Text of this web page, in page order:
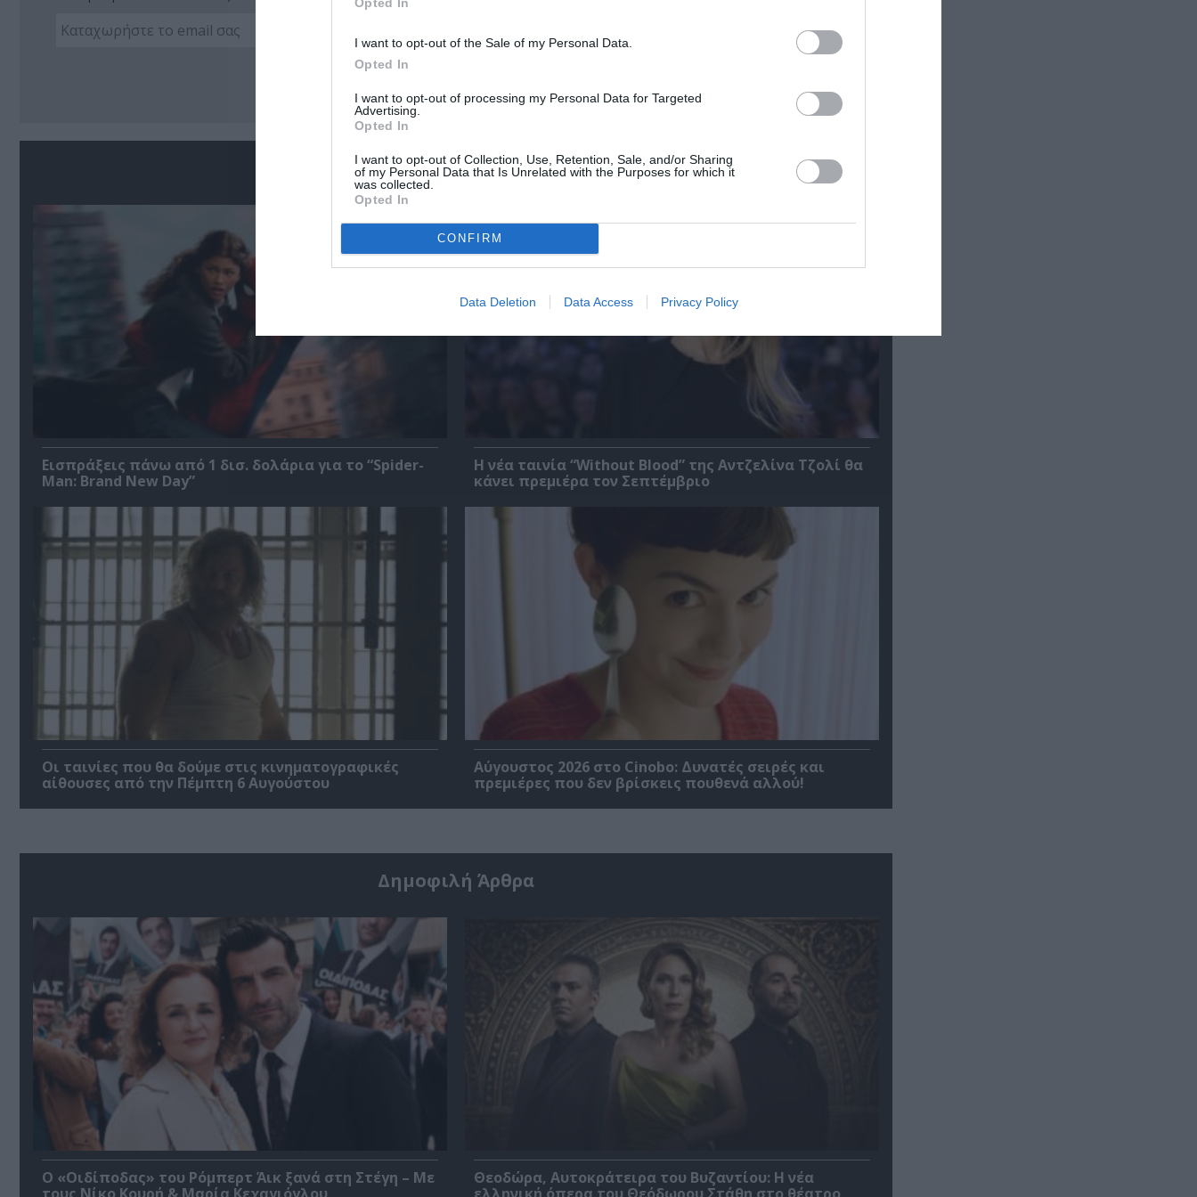
I want to opt-out of the Sale of my Personal Data.
Opted In
I want to opt-out of processing my Personal Data for Targeted
Advertising.
Opted In
I want to opt-out of Collection, Use, Retention, Sale, and/or Sharing
of my Personal Data that Is Unrelated with the Purposes for which it
was collected.
Opted In
CONFIRM
Data Deletion Data Access Privacy Policy
Ακολουθήστε το Culturenow.gr
Σχετικά Άρθρα
Εισπράξεις πάνω από 1 δισ. δολάρια για το “Spider-
Man: Brand New Day”
Η νέα ταινία “Without Blood” της Αντζελίνα Τζολί θα
κάνει πρεμιέρα τον Σεπτέμβριο
Οι ταινίες που θα δούμε στις κινηματογραφικές
αίθουσες από την Πέμπτη 6 Αυγούστου
Αύγουστος 2026 στο Cinobo: Δυνατές σειρές και
πρεμιέρες που δεν βρίσκεις πουθενά αλλού!
Δημοφιλή Άρθρα
O «Οιδίποδας» του Ρόμπερτ Άικ ξανά στη Στέγη – Με
Θεοδώρα, Αυτοκράτειρα του Βυζαντίου: Η νέα